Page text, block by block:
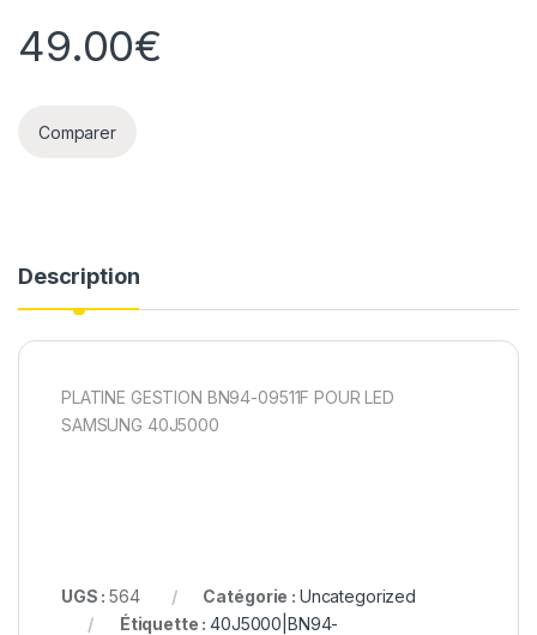
49.00€
Comparer
Description
PLATINE GESTION BN94-09511F POUR LED
SAMSUNG 40J5000
UGS :564 Catégorie : Uncategorized
Étiquette :40J5000|BN94-